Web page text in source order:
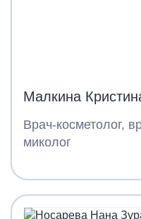
Малкина
Врач-косметолог,
миколог